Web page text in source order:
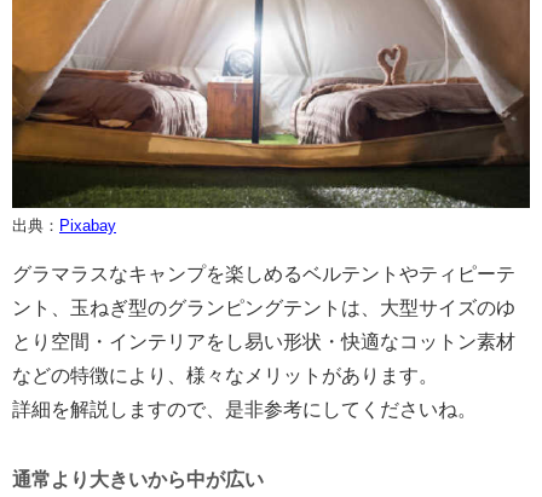
出典： Pixabay
グラマラスなキャンプを楽しめるベルテントやティピーテ
ント、玉ねぎ型のグランピングテントは、大型サイズのゆ
とり空間・インテリアをし易い形状・快適なコットン素材
などの特徴により、様々なメリットがあります。
詳細を解説しますので、是非参考にしてくださいね。
通常より大きいから中が広い